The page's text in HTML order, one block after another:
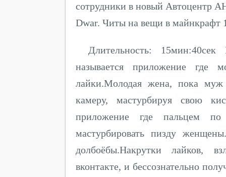
сотрудники в новый Автоцентр
Dwar. Читы на вещи в майнкрафт
Длительность:
называется приложение где
лайки.Молодая жена, пока
камеру, мастурбируя свою
приложение где пальцем
мастурбировать пизду
долбоёбы.Накрутки лайков,
вконтакте, и бессознательно